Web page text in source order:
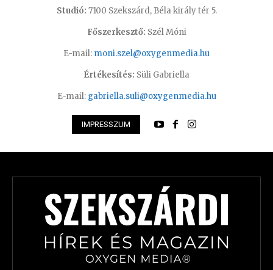
Studió: 7100 Szekszárd, Béla király tér 5.
Főszerkesztő: Szél Móni
E-mail: moni.szel@oxygenmedia.hu
Értékesítés: Süli Gabriella
E-mail: gabriella.suli@oxygenmedia.hu
IMPRESSZUM